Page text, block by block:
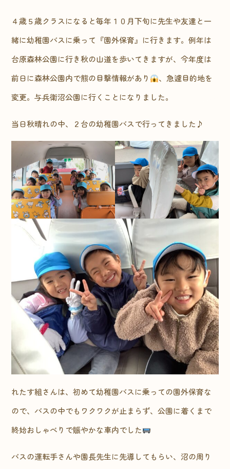
４歳５歳クラスになると毎年１０月下旬に先生や友達と一
緒に幼稚園バスに乗って『園外保育』に行きます。例年は
台原森林公園に行き秋の山道を歩いてきますが、今年度は
前日に森林公園内で熊の目撃情報があり
、急遽目的地を
変更。与兵衛沼公園に行くことになりました。
当日秋晴れの中、２台の幼稚園バスで行ってきました♪
れたす組さんは、初めて幼稚園バスに乗っての園外保育な
ので、バスの中でもワクワクが止まらず、公園に着くまで
終始おしゃべりで賑やかな車内でした
バスの運転手さんや園長先生に先導してもらい、沼の周り